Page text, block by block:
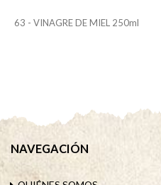
63 - VINAGRE DE MIEL 250ml
NAVEGACIÓN